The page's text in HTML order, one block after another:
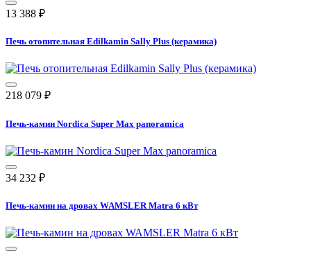
13 388 ₽
Печь отопительная Edilkamin Sally Plus (керамика)
218 079 ₽
Печь-камин Nordica Super Max panoramica
34 232 ₽
Печь-камин на дровах WAMSLER Matra 6 кВт